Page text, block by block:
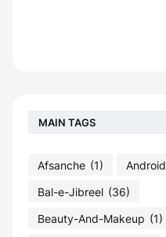
MAIN TAGS
Afsanche (1) Android
Bal-e-Jibreel (36)
Beauty-And-Makeup (1)